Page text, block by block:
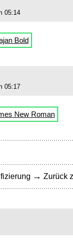
05:14
Bold
05:17
New Roman
→ Zurück